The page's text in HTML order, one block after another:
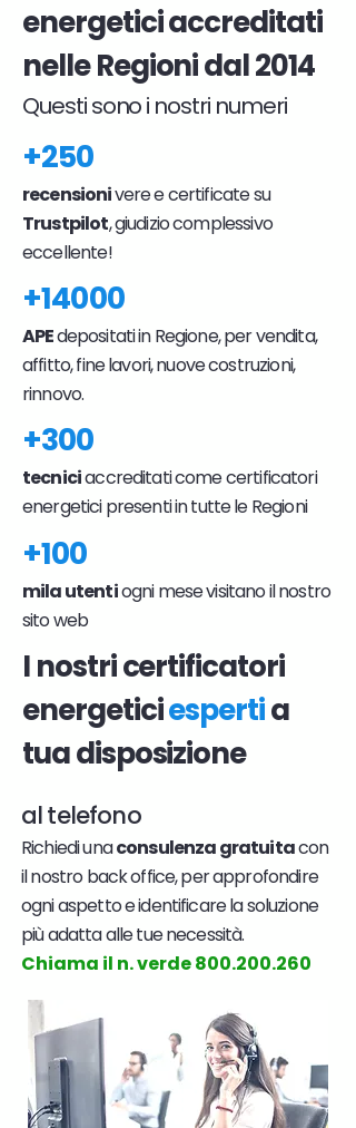
energetici accreditati
nelle Regioni dal 2014
Questi sono i nostri numeri
+250
recensionivere e certificate su
Trustpilot, giudizio complessivo
eccellente!
+14000
APEdepositati in Regione, per vendita,
affitto, fine lavori, nuove costruzioni,
rinnovo.
+300
tecniciaccreditati come certificatori
energetici presenti in tutte le Regioni
+100
mila utentiogni mese visitano il nostro
sito web
I nostri certificatori
energeticiespertia
tua disposizione
al telefono
Richiedi unaconsulenza gratuitacon
il nostro back office, per approfondire
ogni aspetto e identificare la soluzione
più adatta alle tue necessità.
Chiama il n. verde800.200.260